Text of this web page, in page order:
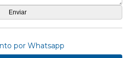
por Whatsapp